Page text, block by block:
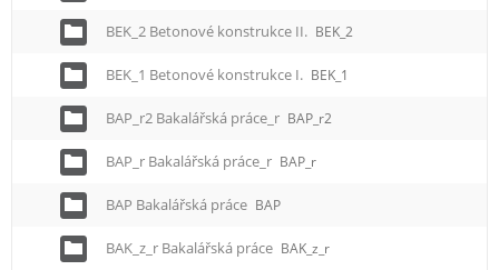
BEK_2 Betonové konstrukce II. BEK_2
BEK_1 Betonové konstrukce I. BEK_1
BAP_r2 Bakalářská práce_r BAP_r2
BAP_r Bakalářská práce_r BAP_r
BAP Bakalářská práce BAP
BAK_z_r Bakalářská práce BAK_z_r